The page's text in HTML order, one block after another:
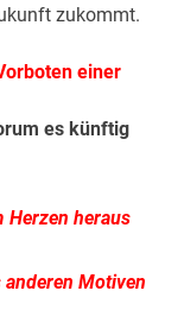
zukommt.
einer
es künftig
Herzen heraus
anderen Motiven